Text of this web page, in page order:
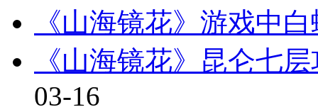
《山海镜花》游戏中
《山海镜花》昆仑七
03-16